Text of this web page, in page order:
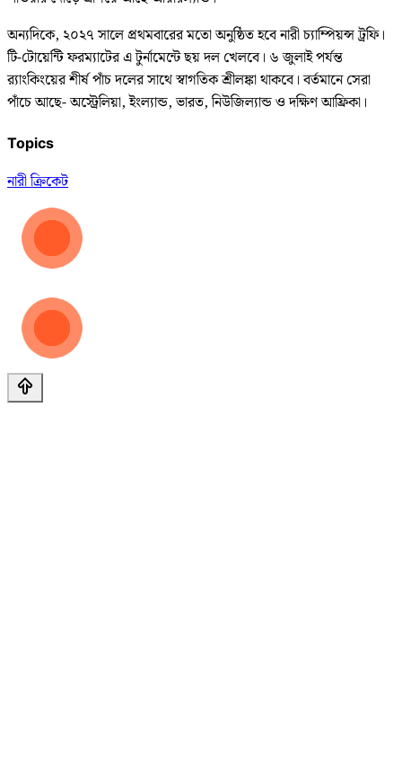
অন্যদিকে, ২০২৭ সালে প্রথমবারের মতো অনুষ্ঠিত হবে নারী চ্যাম্পিয়ন্স ট্রফি।
টি-টোয়েন্টি ফরম্যাটের এ টুর্নামেন্টে ছয় দল খেলবে। ৬ জুলাই পর্যন্ত
র‌্যাংকিংয়ের শীর্ষ পাঁচ দলের সাথে স্বাগতিক শ্রীলঙ্কা থাকবে। বর্তমানে সেরা
পাঁচে আছে- অস্ট্রেলিয়া, ইংল্যান্ড, ভারত, নিউজিল্যান্ড ও দক্ষিণ আফ্রিকা।
Topics
নারী ক্রিকেট